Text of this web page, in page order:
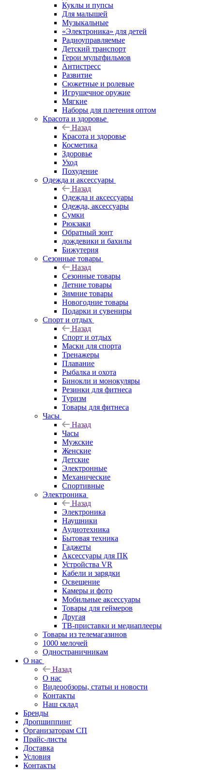
Куклы и пупсы
Для малышей
Музыкальные
«Электроника» для детей
Радиоуправляемые
Детский транспорт
Герои мультфильмов
Антистресс
Развитие
Сюжетные и ролевые
Игрушечное оружие
Мягкие
Наборы для плетения оптом
Красота и здоровье
Назад
Красота и здоровье
Косметика
Здоровье
Уход
Похудение
Одежда и аксессуары
Назад
Одежда и аксессуары
Одежда, аксессуары
Сумки
Рюкзаки
Обратный зонт
дождевики и бахилы
Бижутерия
Сезонные товары
Назад
Сезонные товары
Летние товары
Зимние товары
Новогодние товары
Подарки и сувениры
Спорт и отдых
Назад
Спорт и отдых
Маски для спорта
Тренажеры
Плавание
Рыбалка и охота
Бинокли и монокуляры
Резинки для фитнеса
Туризм
Товары для фитнеса
Часы
Назад
Часы
Мужские
Женские
Детские
Электронные
Механические
Спортивные
Электроника
Назад
Электроника
Наушники
Аудиотехника
Бытовая техника
Гаджеты
Аксессуары для ПК
Устройства VR
Кабели и зарядки
Освещение
Камеры и фото
Мобильные аксессуары
Товары для геймеров
Другая
ТВ-приставки и медиаплееры
Товары из телемагазинов
1000 мелочей
Одностраничникам
О нас
Назад
О нас
Видеообзоры, статьи и новости
Контакты
Наш склад
Бренды
Дропшиппинг
Организаторам СП
Прайс-листы
Доставка
Условия
Контакты